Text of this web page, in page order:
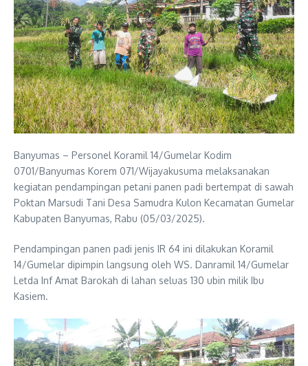
Banyumas – Personel Koramil 14/Gumelar Kodim
0701/Banyumas Korem 071/Wijayakusuma melaksanakan
kegiatan pendampingan petani panen padi bertempat di sawah
Poktan Marsudi Tani Desa Samudra Kulon Kecamatan Gumelar
Kabupaten Banyumas, Rabu (05/03/2025).
Pendampingan panen padi jenis IR 64 ini dilakukan Koramil
14/Gumelar dipimpin langsung oleh WS. Danramil 14/Gumelar
Letda Inf Amat Barokah di lahan seluas 130 ubin milik Ibu
Kasiem.